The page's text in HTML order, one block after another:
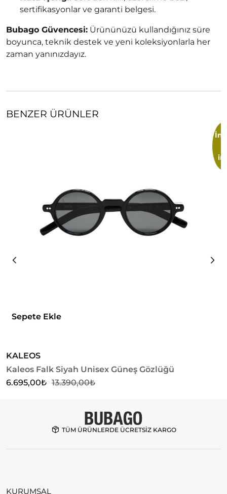
sertifikasyonlar ve garanti belgesi.
Bubago Güvencesi: Ürününüzü kullandığınız süre
boyunca, teknik destek ve yeni koleksiyonlarla her
zaman yanınızdayız.
BENZER ÜRÜNLER
Sepete Ekle
KALEOS
Kaleos Falk Siyah Unisex Güneş Gözlüğü
13.390,00₺
6.695,00₺
TÜM ÜRÜNLERDE ÜCRETSİZ KARGO
KURUMSAL